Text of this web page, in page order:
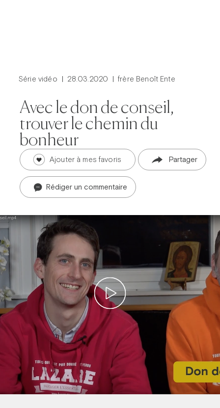
Prier dans la ville
Avent dans la ville
ThéoDom
Théobule
Série vidéo 28.03.2020 frère Benoît Ente
Avec le don de conseil,
trouver le chemin du
bonheur
Ajouter à mes favoris Partager
Rédiger un commentaire